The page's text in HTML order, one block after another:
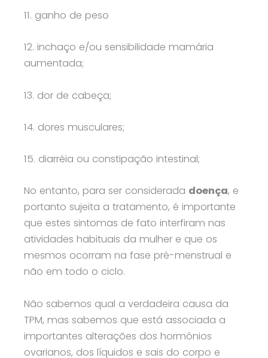
11. ganho de peso
12. inchaço e/ou sensibilidade mamária
aumentada;
13. dor de cabeça;
14. dores musculares;
15. diarréia ou constipação intestinal;
No entanto, para ser considerada doença, e
portanto sujeita a tratamento, é importante
que estes sintomas de fato interfiram nas
atividades habituais da mulher e que os
mesmos ocorram na fase pré-menstrual e
não em todo o ciclo.
Não sabemos qual a verdadeira causa da
TPM, mas sabemos que está associada a
importantes alterações dos hormônios
ovarianos, dos líquidos e sais do corpo e